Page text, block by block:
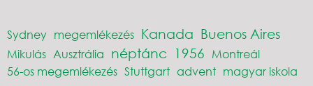
Sydney megemlékezés Kanada Buenos Aires
Mikulás Ausztrália néptánc 1956 Montreál
56-os megemlékezés Stuttgart advent magyar iskola